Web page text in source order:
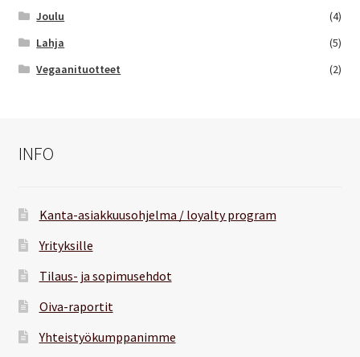
Joulu
(4)
Lahja
(5)
Vegaanituotteet
(2)
INFO
Kanta-asiakkuusohjelma / loyalty program
Yrityksille
Tilaus- ja sopimusehdot
Oiva-raportit
Yhteistyökumppanimme